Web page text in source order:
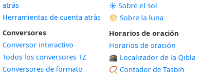
atrás
Herramientas de cuenta atrás
Conversores
Conversor interactivo
Todos los conversores TZ
Conversores de formato
☀️ Sobre el sol
🌕 Sobre la luna
Horarios de oración
Horarios de oración
🕋 Localizador de la Qibla
📿 Contador de Tasbih